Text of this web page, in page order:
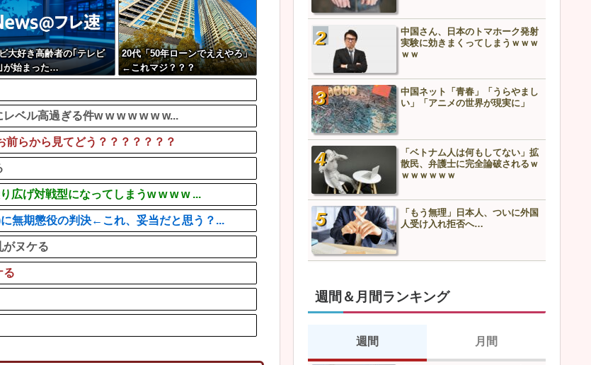
大好き高齢者の｢テレビ
が始まった…
20代「50年ローンでええやろ」
←これマジ？？？
ベル高過ぎる件w w w w w w w...
らから見てどう？？？？？？？
広げ対戦型になってしまうw w w w ...
無期懲役の判決←これ、妥当だと思う？...
がヌケる
る
中国さん、日本のトマホーク発射
実験に効きまくってしまうｗｗｗ
ｗｗ
中国ネット「青春」「うらやまし
い」「アニメの世界が現実に」
「ベトナム人は何もしてない」拡
散民、弁護士に完全論破されるｗ
ｗｗｗｗｗｗ
「もう無理」日本人、ついに外国
人受け入れ拒否へ…
週間＆月間ランキング
週間 月間